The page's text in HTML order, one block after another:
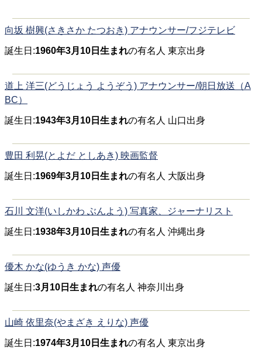
向坂 樹興(さきさか たつおき) アナウンサー/フジテレビ
誕生日:1960年3月10日生まれの有名人 東京出身
道上 洋三(どうじょう ようぞう) アナウンサー/朝日放送（A
BC）
誕生日:1943年3月10日生まれの有名人 山口出身
豊田 利晃(とよだ としあき) 映画監督
誕生日:1969年3月10日生まれの有名人 大阪出身
石川 文洋(いしかわ ぶんよう) 写真家、ジャーナリスト
誕生日:1938年3月10日生まれの有名人 沖縄出身
優木 かな(ゆうき かな) 声優
誕生日:3月10日生まれの有名人 神奈川出身
山崎 依里奈(やまざき えりな) 声優
誕生日:1974年3月10日生まれの有名人 東京出身